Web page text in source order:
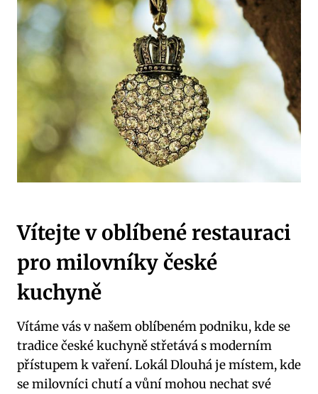
Vítejte v oblíbené restauraci
pro milovníky české
kuchyně
Vítáme vás v našem oblíbeném podniku, kde se
tradice české kuchyně střetává s moderním
přístupem k vaření. Lokál Dlouhá je místem, kde
se milovníci chutí a vůní mohou nechat své